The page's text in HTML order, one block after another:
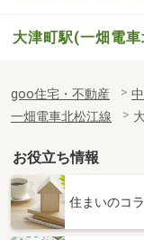
大津町駅(一畑電
goo住宅・不動産
一畑電車北松江線
お役立ち情報
住まいのコ